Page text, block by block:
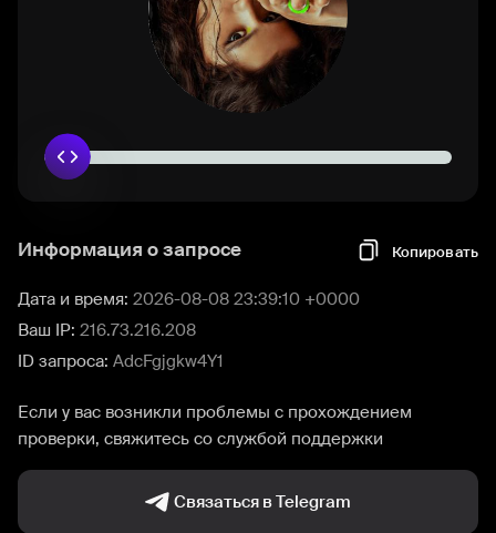
Информация о запросе Копировать
Дата и время: 2026-08-08 23:39:10 +0000
Ваш IP: 216.73.216.208
ID запроса: AdcFgjgkw4Y1
Если у вас возникли проблемы с прохождением
проверки, свяжитесь со службой поддержки
Связаться в Telegram